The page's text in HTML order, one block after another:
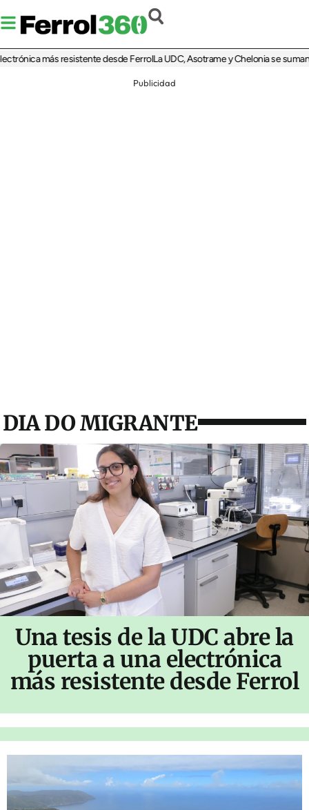
más resistente desde FerrolLa UDC, Asotrame y Chelonia se suman al
Publicidad
DIA DO MIGRANTE
Una tesis de la UDC abre la
puerta a una electrónica
más resistente desde Ferrol